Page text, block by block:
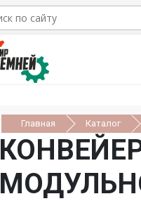
Главная Каталог